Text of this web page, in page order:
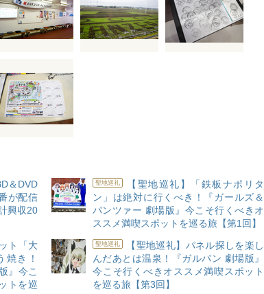
＆DVD
が配信
興収20
聖地巡礼
【聖地巡礼】「鉄板ナポリタ
ン」は絶対に行くべき！『ガールズ＆
パンツァー 劇場版』今こそ行くべきオ
ススメ満喫スポットを巡る旅【第1回】
ト「大
き！
』今こ
トを巡
聖地巡礼
【聖地巡礼】パネル探しを楽し
んだあとは温泉！『ガルパン 劇場版』
今こそ行くべきオススメ満喫スポット
を巡る旅【第3回】